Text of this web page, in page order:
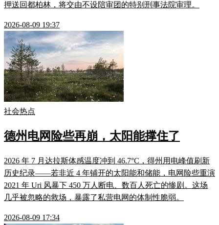
押送回都柏林，将交由不设陪审团的特别刑事法院审理。
2026-08-09 19:37
社会热点
德州电网险些再崩，太阳能撑住了
2026 年 7 月达拉斯体感温度冲到 46.7°C，得州用电峰值刷新
历史纪录——若非近 4 年铺开的太阳能和储能，电网险些重演
2021 年 Uri 风暴下 450 万人断电、数百人死亡的惨剧。这场
几乎被忽略的救场，暴露了私营电网的体制性脆弱。
2026-08-09 17:34